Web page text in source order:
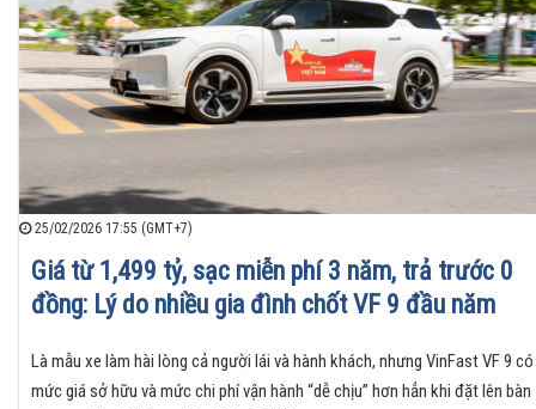
25/02/2026 17:55 (GMT+7)
Giá từ 1,499 tỷ, sạc miễn phí 3 năm, trả trước 0
đồng: Lý do nhiều gia đình chốt VF 9 đầu năm
Là mẫu xe làm hài lòng cả người lái và hành khách, nhưng VinFast VF 9 có
mức giá sở hữu và mức chi phí vận hành “dễ chịu” hơn hẳn khi đặt lên bàn